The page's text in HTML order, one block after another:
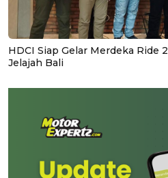
HDCI Siap Gelar Merdeka Ride
Jelajah Bali